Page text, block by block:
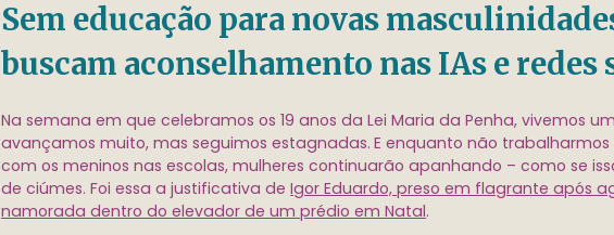
Sem educação para novas
buscam aconselhamento nas IAs e redes
Na semana em que celebramos os 19 anos da Lei Maria da Penha, vivemos
avançamos muito, mas seguimos estagnadas. E enquanto não
com os meninos nas escolas, mulheres continuarão apanhando – como se
de ciúmes. Foi essa a justificativa deIgor Eduardo, preso em flagrante após
namorada dentro do elevador de um prédio em Natal.